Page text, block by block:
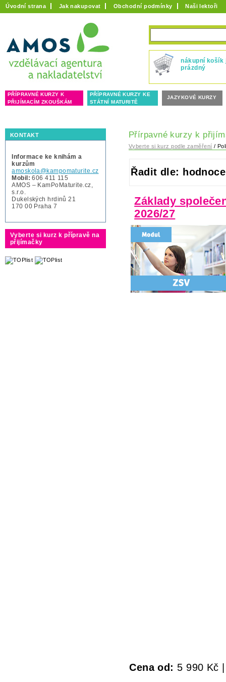
Úvodní strana Jak nakupovat Obchodní podmínky Naši lektoři
nákupní košík
prázdný
PŘÍPRAVNÉ KURZY K
PŘIJÍMACÍM ZKOUŠKÁM
PŘÍPRAVNÉ KURZY KE
STÁTNÍ MATURITĚ
JAZYKOVÉ KURZY
Přírpavné kurzy k
Vyberte si kurz podle zaměření /
KONTAKT
Informace ke knihám a
kurzům
amoskola@kampomaturite.cz
Mobil: 606 411 115
AMOS – KamPoMaturite.cz,
s.r.o.
Dukelských hrdinů 21
170 00 Praha 7
Vyberte si kurz k přípravě na
přijímačky
Řadit dle:
Základy
2026/27
Cena od: 5 990 Kč